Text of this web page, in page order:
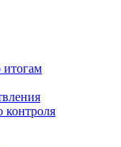
контроля